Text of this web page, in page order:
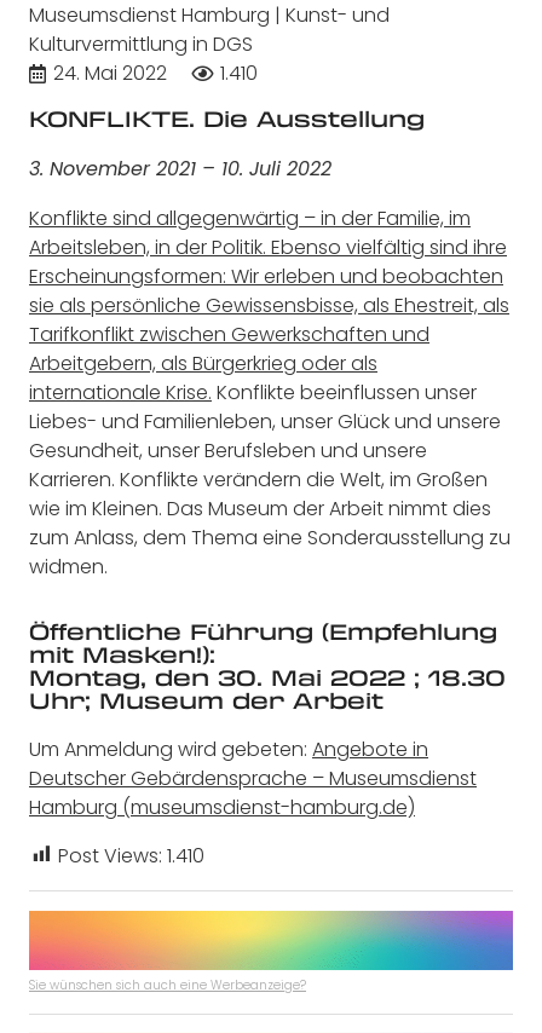
Museumsdienst Hamburg | Kunst- und
Kulturvermittlung in DGS
24. Mai 2022
1.410
KONFLIKTE. Die Ausstellung
3. November 2021 – 10. Juli 2022
Konflikte sind allgegenwärtig – in der Familie, im
Arbeitsleben, in der Politik. Ebenso vielfältig sind ihre
Erscheinungsformen: Wir erleben und beobachten
sie als persönliche Gewissensbisse, als Ehestreit, als
Tarifkonflikt zwischen Gewerkschaften und
Arbeitgebern, als Bürgerkrieg oder als
internationale Krise. Konflikte beeinflussen unser
Liebes- und Familienleben, unser Glück und unsere
Gesundheit, unser Berufsleben und unsere
Karrieren. Konflikte verändern die Welt, im Großen
wie im Kleinen. Das Museum der Arbeit nimmt dies
zum Anlass, dem Thema eine Sonderausstellung zu
widmen.
Öffentliche Führung (Empfehlung
mit Masken!):
Montag, den 30. Mai 2022 ; 18.30
Uhr; Museum der Arbeit
Um Anmeldung wird gebeten: Angebote in
Deutscher Gebärdensprache – Museumsdienst
Hamburg (museumsdienst-hamburg.de)
Post Views: 1.410
Sie wünschen sich auch eine Werbeanzeige?